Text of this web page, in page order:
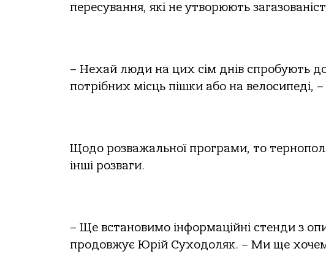
пересування, які не утворюють
– Нехай люди на цих сім днів спробують
потрібних місць пішки або на велосипеді,
Щодо розважальної програми, то
інші розваги.
– Ще встановимо інформаційні стенди з
продовжує Юрій Суходоляк. – Ми ще